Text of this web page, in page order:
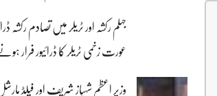
جہلم رکشہ اور ٹریلر میں تصادم رکشہ
عورت زخمی ٹریلر کا ڈرائیور فرار
وزیر اعظم شہباز شریف اور فیلڈ